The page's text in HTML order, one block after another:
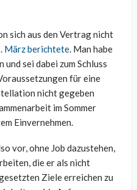
sich aus den Vertrag nicht
März berichtete. Man habe
sei dabei zum Schluss
für eine
nicht gegeben
im Sommer
Einvernehmen.
vor, ohne Job dazustehen,
die er als nicht
Ziele erreichen zu